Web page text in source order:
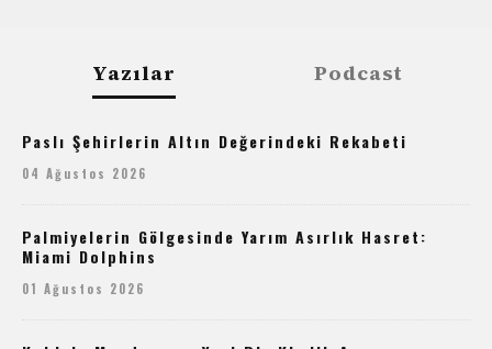
Yazılar Podcast
Paslı Şehirlerin Altın Değerindeki Rekabeti
04 Ağustos 2026
Palmiyelerin Gölgesinde Yarım Asırlık Hasret:
Miami Dolphins
01 Ağustos 2026